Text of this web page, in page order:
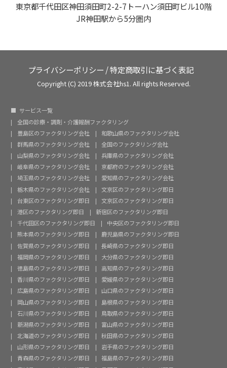
東京都千代田区神田須田町2-2-7トーハン須田町ビル10階
JR神田駅から5分圏内
プライバシーポリシー /特定商取引に基づく表記
Copyright (C) 2019 株式会社hs1. All rights Reserved.
サービス一覧
全国の診療・調剤・介護報酬ファクタリング
豊島区のファクタリング会社
和歌山県のファクタリング会社
群馬県のファクタリング会社
全国のファクタリング会社
山梨県のファクタリング会社
兵庫県のファクタリング会社
岐阜県のファクタリング会社
京都府のファクタリング会社
埼玉県のファクタリング会社
愛知県のファクタリング会社
栃木県のファクタリング会社
文京区のファクタリング即日
台東区のファクタリング即日
文京区のファクタリング即日
港区のファクタリング即日
新宿区のファクタリング即日
千代田区のファクタリング即日
中央区のファクタリング即日
熊本県のファクタリング即日
鹿児島県のファクタリング即日
佐賀県のファクタリング即日
長崎県のファクタリング即日
福岡県のファクタリング即日
大分県のファクタリング即日
徳島県のファクタリング即日
高知県のファクタリング即日
香川県のファクタリング即日
愛媛県のファクタリング即日
広島県のファクタリング即日
山口県のファクタリング即日
岡山県のファクタリング即日
島根県のファクタリング即日
石川県のファクタリング即日
鳥取県のファクタリング即日
新潟県のファクタリング即日
富山県のファクタリング即日
北海道のファクタリング即日
秋田県のファクタリング即日
山形県のファクタリング即日
岩手県のファクタリング即日
青森県のファクタリング即日
福島県のファクタリング即日